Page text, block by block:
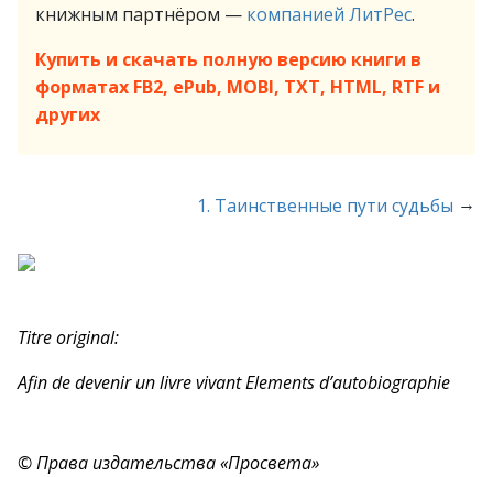
книжным партнёром — компанией ЛитРес.
Купить и скачать полную версию книги в
форматах FB2, ePub, MOBI, TXT, HTML, RTF и
других
1. Таинственные пути судьбы →
Titre original:
Afin de devenir un livre vivant Elements d’autobiographie
© Права издательства «Просвета»